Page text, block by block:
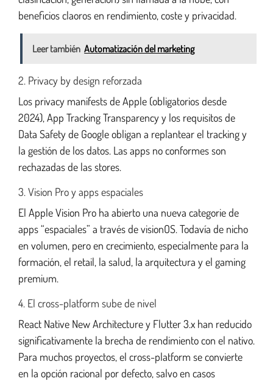
beneficios claoros en rendimiento, coste y privacidad.
Leer también Automatización del marketing
2. Privacy by design reforzada
Los privacy manifests de Apple (obligatorios desde
2024), App Tracking Transparency y los requisitos de
Data Safety de Google obligan a replantear el tracking y
la gestión de los datos. Las apps no conformes son
rechazadas de las stores.
3. Vision Pro y apps espaciales
El Apple Vision Pro ha abierto una nueva categorie de
apps “espaciales” a través de visionOS. Todavía de nicho
en volumen, pero en crecimiento, especialmente para la
formación, el retail, la salud, la arquitectura y el gaming
premium.
4. El cross-platform sube de nivel
React Native New Architecture y Flutter 3.x han reducido
significativamente la brecha de rendimiento con el nativo.
Para muchos proyectos, el cross-platform se convierte
en la opción racional por defecto, salvo en casos